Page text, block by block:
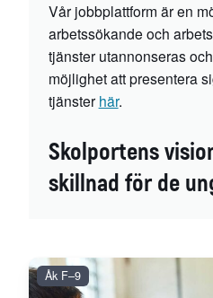
Vår jobbplattform är en
arbetssökande och
tjänster utannonseras
möjlighet att presentera
tjänster här.
Skolportens
skillnad för de
Åk F–9